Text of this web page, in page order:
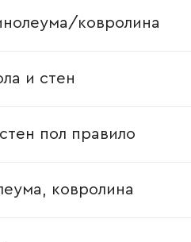
ковролина
и стен
пол правило
ковролина